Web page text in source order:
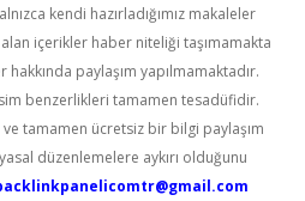
kendi hazırladığımız makaleler
içerikler haber niteliği taşımamakta
paylaşım yapılmamaktadır.
benzerlikleri tamamen tesadüfidir.
ve tamamen ücretsiz bir bilgi paylaşım
düzenlemelere aykırı olduğunu